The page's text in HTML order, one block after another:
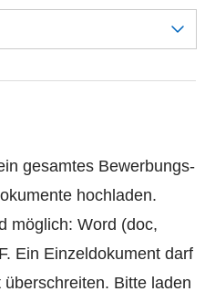
gesamtes Bewerbungs-
hochladen.
möglich: Word (doc,
Ein Einzeldokument darf
Bitte laden